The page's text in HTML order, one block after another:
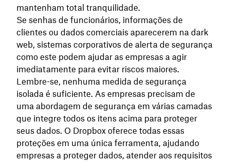
mantenham total tranquilidade.
Se senhas de funcionários, informações de
clientes ou dados comerciais aparecerem na dark
web, sistemas corporativos de alerta de segurança
como este podem ajudar as empresas a agir
imediatamente para evitar riscos maiores.
Lembre-se, nenhuma medida de segurança
isolada é suficiente. As empresas precisam de
uma abordagem de segurança em várias camadas
que integre todos os itens acima para proteger
seus dados. O Dropbox oferece todas essas
proteções em uma única ferramenta, ajudando
empresas a proteger dados, atender aos requisitos